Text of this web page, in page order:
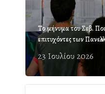
Το μήνυμα του Σεβ.
επιτυχόντες των
23 Ιουλίου 2026